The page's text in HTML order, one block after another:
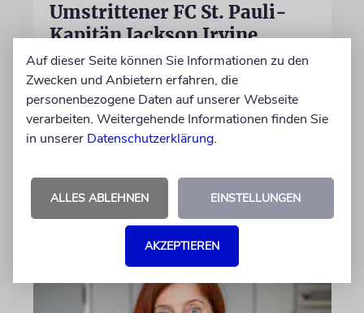
Umstrittener FC St. Pauli-
Kapitän Jackson Irvine
wechselt nach Japan
Der Australier war wegen anti-israelischer
Gesten heftig kritisiert worden und hatte
vergangene Saison bei dem
Bundesligaabsteiger für eine Krise unter
Auf dieser Seite können Sie Informationen zu den
Zwecken und Anbietern erfahren, die
personenbezogene Daten auf unserer Webseite
verarbeiten. Weitergehende Informationen finden Sie
in unserer Datenschutzerklärung.
ALLES ABLEHNEN EINSTELLUNGEN
AKZEPTIEREN